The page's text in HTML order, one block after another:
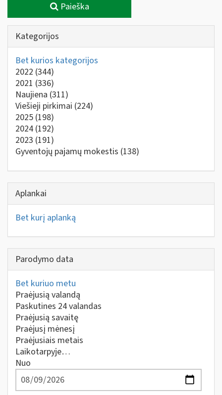
Paieška
Kategorijos
Bet kurios kategorijos
2022 (344)
2021 (336)
Naujiena (311)
Viešieji pirkimai (224)
2025 (198)
2024 (192)
2023 (191)
Gyventojų pajamų mokestis (138)
Aplankai
Bet kurį aplanką
Parodymo data
Bet kuriuo metu
Praėjusią valandą
Paskutines 24 valandas
Praėjusią savaitę
Praėjusį mėnesį
Praėjusiais metais
Laikotarpyje…
Nuo